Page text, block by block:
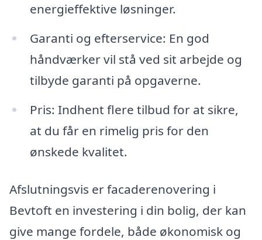
energieffektive løsninger.
Garanti og efterservice: En god
håndværker vil stå ved sit arbejde og
tilbyde garanti på opgaverne.
Pris: Indhent flere tilbud for at sikre,
at du får en rimelig pris for den
ønskede kvalitet.
Afslutningsvis er facaderenovering i
Bevtoft en investering i din bolig, der kan
give mange fordele, både økonomisk og